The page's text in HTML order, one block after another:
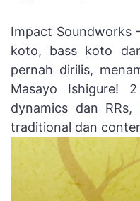
Impact Soundworks
koto, bass koto
pernah dirilis,
Masayo Ishigure!
dynamics dan
traditional dan